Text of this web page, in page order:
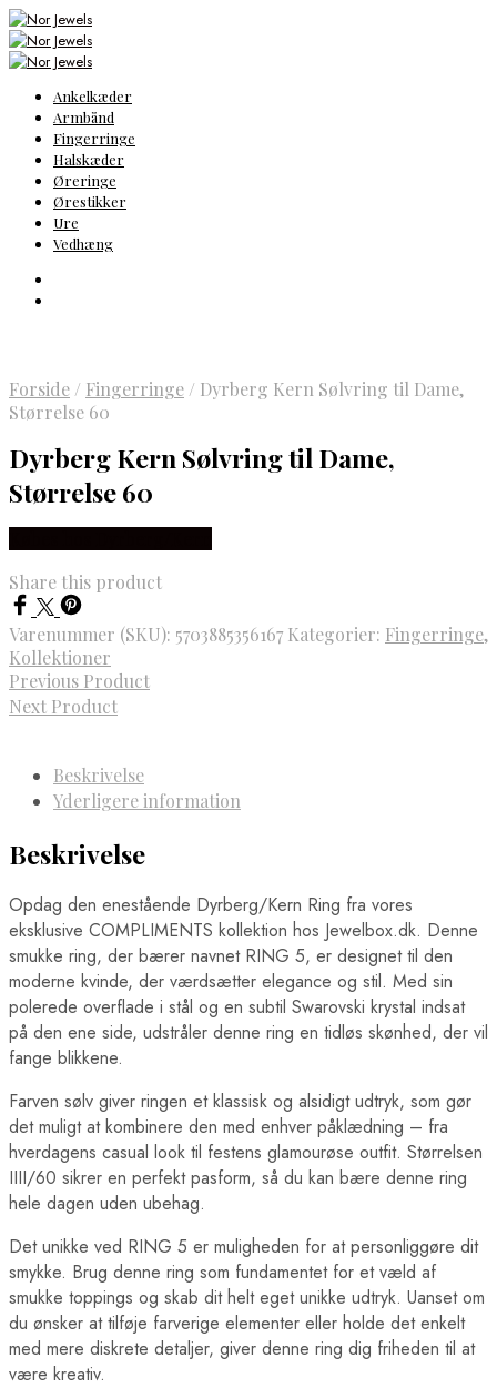
Ankelkæder
Armbånd
Fingerringe
Halskæder
Øreringe
Ørestikker
Ure
Vedhæng
Forside / Fingerringe / Dyrberg Kern Sølvring til Dame,
Størrelse 60
Dyrberg Kern Sølvring til Dame,
Størrelse 60
Share this product
Varenummer (SKU): 5703885356167 Kategorier: Fingerringe,
Kollektioner
Previous Product
Next Product
Beskrivelse
Yderligere information
Beskrivelse
Opdag den enestående Dyrberg/Kern Ring fra vores
eksklusive COMPLIMENTS kollektion hos Jewelbox.dk. Denne
smukke ring, der bærer navnet RING 5, er designet til den
moderne kvinde, der værdsætter elegance og stil. Med sin
polerede overflade i stål og en subtil Swarovski krystal indsat
på den ene side, udstråler denne ring en tidløs skønhed, der vil
fange blikkene.
Farven sølv giver ringen et klassisk og alsidigt udtryk, som gør
det muligt at kombinere den med enhver påklædning – fra
hverdagens casual look til festens glamourøse outfit. Størrelsen
IIII/60 sikrer en perfekt pasform, så du kan bære denne ring
hele dagen uden ubehag.
Det unikke ved RING 5 er muligheden for at personliggøre dit
smykke. Brug denne ring som fundamentet for et væld af
smukke toppings og skab dit helt eget unikke udtryk. Uanset om
du ønsker at tilføje farverige elementer eller holde det enkelt
med mere diskrete detaljer, giver denne ring dig friheden til at
være kreativ.